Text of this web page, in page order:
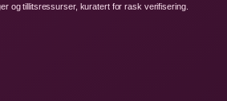
og tillitsressurser, kuratert for rask verifisering.